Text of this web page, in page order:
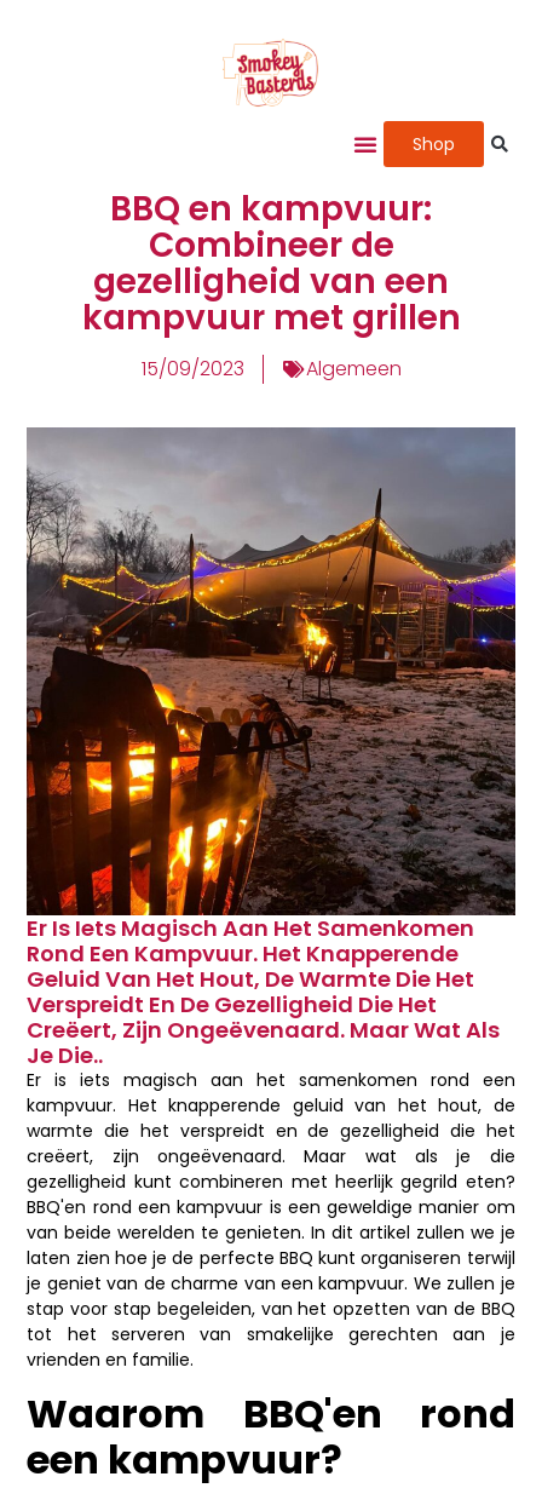
Shop
BBQ en kampvuur:
Combineer de
gezelligheid van een
kampvuur met grillen
15/09/2023 Algemeen
Er Is Iets Magisch Aan Het Samenkomen
Rond Een Kampvuur. Het Knapperende
Geluid Van Het Hout, De Warmte Die Het
Verspreidt En De Gezelligheid Die Het
Creëert, Zijn Ongeëvenaard. Maar Wat Als
Je Die..
Er is iets magisch aan het samenkomen rond een
kampvuur. Het knapperende geluid van het hout, de
warmte die het verspreidt en de gezelligheid die het
creëert, zijn ongeëvenaard. Maar wat als je die
gezelligheid kunt combineren met heerlijk gegrild eten?
BBQ'en rond een kampvuur is een geweldige manier om
van beide werelden te genieten. In dit artikel zullen we je
laten zien hoe je de perfecte BBQ kunt organiseren terwijl
je geniet van de charme van een kampvuur. We zullen je
stap voor stap begeleiden, van het opzetten van de BBQ
tot het serveren van smakelijke gerechten aan je
vrienden en familie.
Waarom BBQ'en rond
een kampvuur?